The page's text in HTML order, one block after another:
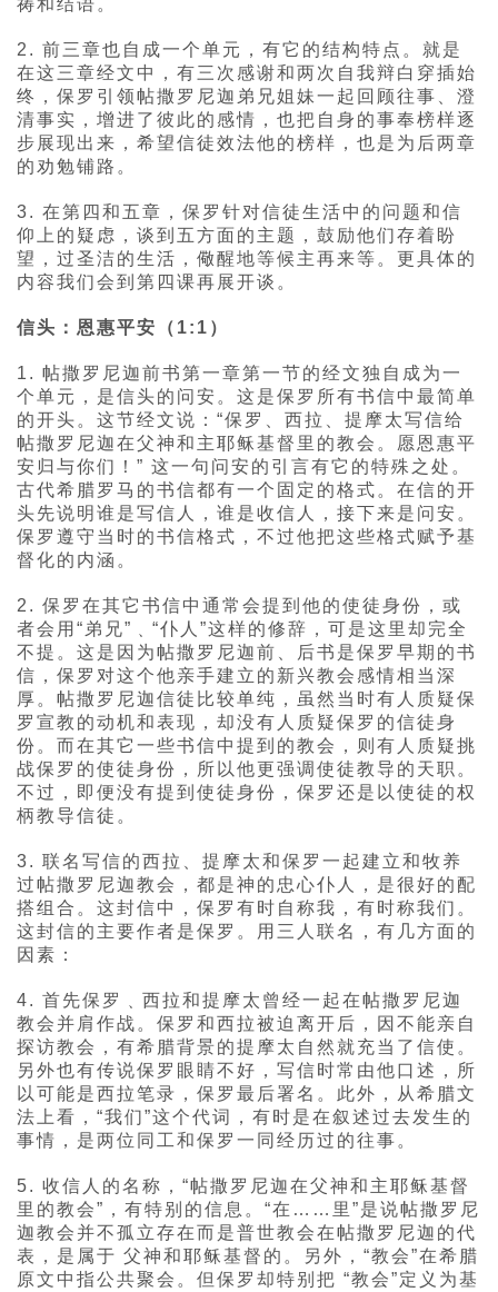
祷和结语。
2. 前三章也自成一个单元，有它的结构特点。就是
在这三章经文中，有三次感谢和两次自我辩白穿插始
终，保罗引领帖撒罗尼迦弟兄姐妹一起回顾往事、澄
清事实，增进了彼此的感情，也把自身的事奉榜样逐
步展现出来，希望信徒效法他的榜样，也是为后两章
的劝勉铺路。
3. 在第四和五章，保罗针对信徒生活中的问题和信
仰上的疑虑，谈到五方面的主题，鼓励他们存着盼
望，过圣洁的生活，儆醒地等候主再来等。更具体的
内容我们会到第四课再展开谈。
信头：恩惠平安（1:1）
1. 帖撒罗尼迦前书第一章第一节的经文独自成为一
个单元，是信头的问安。这是保罗所有书信中最简单
的开头。这节经文说：“保罗、西拉、提摩太写信给
帖撒罗尼迦在父神和主耶稣基督里的教会。愿恩惠平
安归与你们！” 这一句问安的引言有它的特殊之处。
古代希腊罗马的书信都有一个固定的格式。在信的开
头先说明谁是写信人，谁是收信人，接下来是问安。
保罗遵守当时的书信格式，不过他把这些格式赋予基
督化的内涵。
2. 保罗在其它书信中通常会提到他的使徒身份，或
者会用“弟兄”﹑“仆人”这样的修辞，可是这里却完全
不提。这是因为帖撒罗尼迦前、后书是保罗早期的书
信，保罗对这个他亲手建立的新兴教会感情相当深
厚。帖撒罗尼迦信徒比较单纯，虽然当时有人质疑保
罗宣教的动机和表现，却没有人质疑保罗的信徒身
份。而在其它一些书信中提到的教会，则有人质疑挑
战保罗的使徒身份，所以他更强调使徒教导的天职。
不过，即便没有提到使徒身份，保罗还是以使徒的权
柄教导信徒。
3. 联名写信的西拉、提摩太和保罗一起建立和牧养
过帖撒罗尼迦教会，都是神的忠心仆人，是很好的配
搭组合。这封信中，保罗有时自称我，有时称我们。
这封信的主要作者是保罗。用三人联名，有几方面的
因素：
4. 首先保罗﹑西拉和提摩太曾经一起在帖撒罗尼迦
教会并肩作战。保罗和西拉被迫离开后，因不能亲自
探访教会，有希腊背景的提摩太自然就充当了信使。
另外也有传说保罗眼睛不好，写信时常由他口述，所
以可能是西拉笔录，保罗最后署名。此外，从希腊文
法上看，“我们”这个代词，有时是在叙述过去发生的
事情，是两位同工和保罗一同经历过的往事。
5. 收信人的名称，“帖撒罗尼迦在父神和主耶稣基督
里的教会”，有特别的信息。“在……里”是说帖撒罗尼
迦教会并不孤立存在而是普世教会在帖撒罗尼迦的代
表，是属于 父神和耶稣基督的。另外，“教会”在希腊
原文中指公共聚会。但保罗却特别把 “教会”定义为基